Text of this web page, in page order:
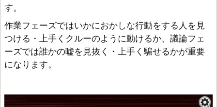
ク
ラ
フ
ト
す。
作業フェーズではいかにおかしな行動をする人を見
つける・上手くクルーのように動けるか、議論フェ
ーズでは誰かの嘘を見抜く・上手く騙せるかが重要
になります。